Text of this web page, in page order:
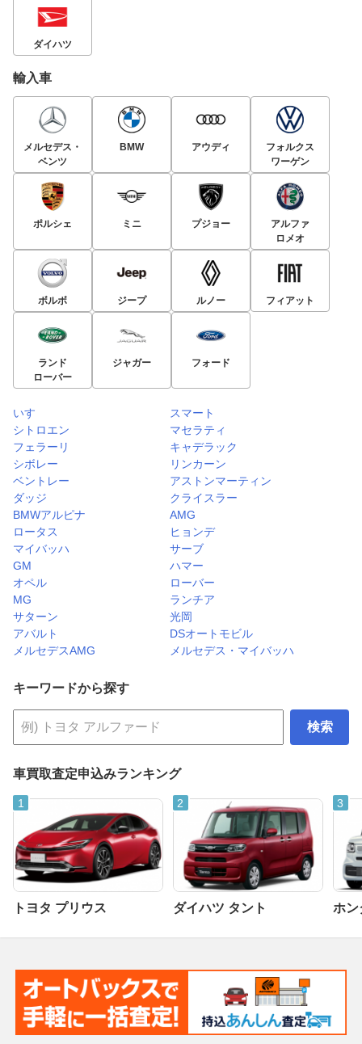
ダイハツ
輸入車
メルセデス・
ベンツ
BMW アウディ
フォルクス
ワーゲン
ポルシェ ミニ プジョー
アルファ
ロメオ
ボルボ ジープ ルノー フィアット
ランド
ローバー
ジャガー フォード
いすゞ
スマート
シトロエン
マセラティ
フェラーリ
キャデラック
シボレー
リンカーン
ベントレー
アストンマーティン
ダッジ
クライスラー
BMWアルピナ
AMG
ロータス
ヒョンデ
マイバッハ
サーブ
GM
ハマー
オペル
ローバー
MG
ランチア
サターン
光岡
アバルト
DSオートモビル
メルセデスAMG
メルセデス・マイバッハ
キーワードから探す
検索
車買取査定申込みランキング
トヨタ プリウス ダイハツ タント ホン